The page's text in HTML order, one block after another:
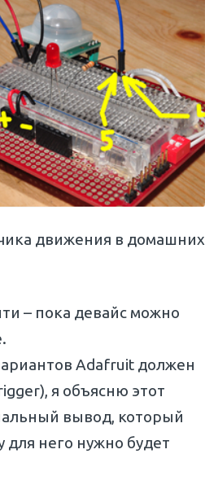
движения в домашних
– пока девайс можно
Adafruit должен
я объясню этот
вывод, который
него нужно будет